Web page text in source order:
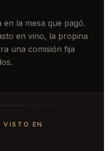
en la mesa que pagó.
en vino, la propina
una comisión fija
VISTO EN